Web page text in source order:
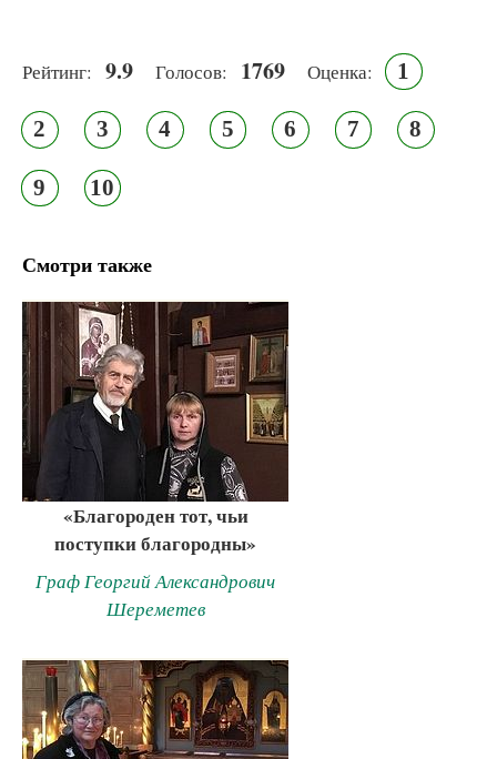
Рейтинг: 9.9 Голосов: 1769 Оценка: 1
2 3 4 5 6 7 8
9 10
Смотри также
«Благороден тот, чьи
поступки благородны»
Граф Георгий Александрович
Шереметев